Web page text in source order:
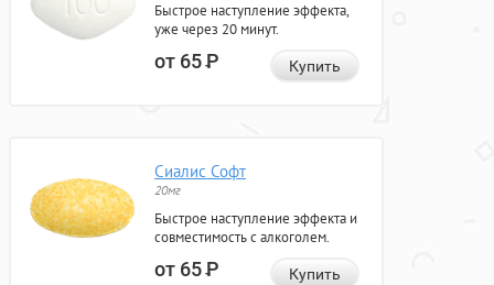
Быстрое наступление эффекта,
уже через 20 минут.
от 65Р Купить
Сиалис Софт
20мг
Быстрое наступление эффекта и
совместимость с алкоголем.
от 65Р Купить